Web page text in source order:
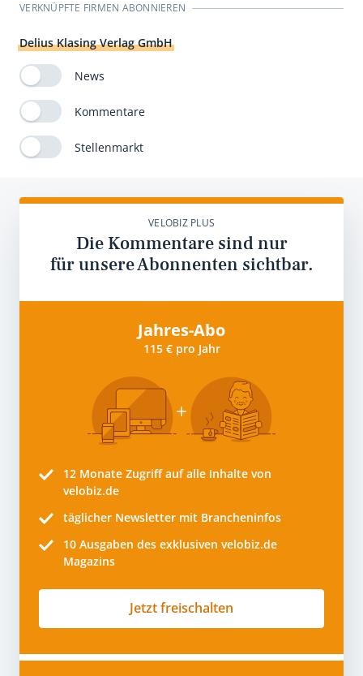
VERKNÜPFTE FIRMEN ABONNIEREN
Delius Klasing Verlag GmbH
News
Kommentare
Stellenmarkt
VELOBIZ PLUS
Die Kommentare sind nur
für unsere Abonnenten sichtbar.
Jahres-Abo
115 € pro Jahr
12 Monate Zugriff auf alle Inhalte von
velobiz.de
täglicher Newsletter mit Brancheninfos
10 Ausgaben des exklusiven velobiz.de
Magazins
Jetzt freischalten